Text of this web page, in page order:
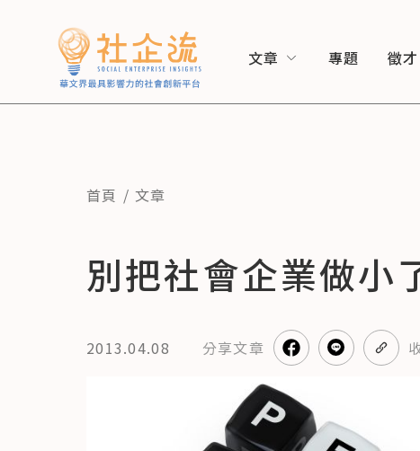
文章 專題 徵才
首頁 文章
別把社會企業做小
2013.04.08 分享文章